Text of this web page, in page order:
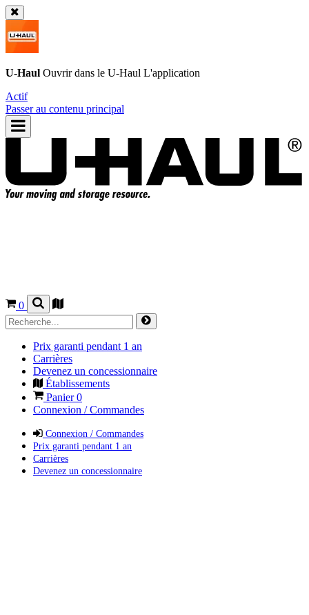
U-Haul Ouvrir dans le U-Haul L'application
Actif
Passer au contenu principal
0
Prix garanti pendant 1 an
Carrières
Devenez un concessionnaire
Établissements
Panier0
Connexion / Commandes
Connexion / Commandes
Prix garanti pendant 1 an
Carrières
Devenez un concessionnaire